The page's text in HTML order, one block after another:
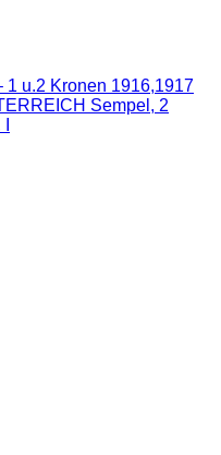
1 u.2 Kronen 1916,1917
Sempel, 2